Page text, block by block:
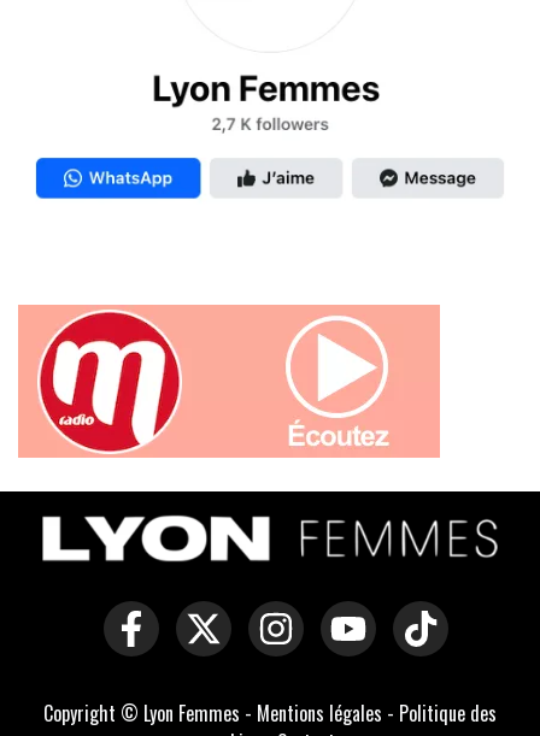
Copyright © Lyon Femmes - Mentions légales - Politique des